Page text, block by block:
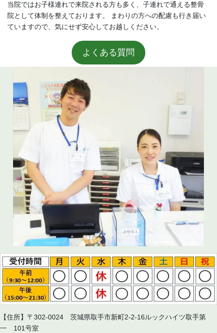
当院ではお子様連れで来院される方も多く、子連れで通える整骨
院として体制を整えております。 まわりの方への配慮も行き届い
ていますので、気にせず安心してお越しください。
よくある質問
【住所】〒302-0024 茨城県取手市新町2-2-16ルックハイツ取手第
一 101号室